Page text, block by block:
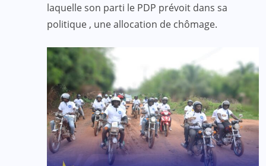
laquelle son parti le PDP prévoit dans sa
politique , une allocation de chômage.